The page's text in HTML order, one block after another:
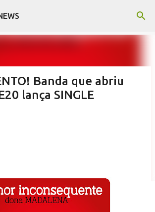
para o conteúdo principal
Banda que abriu
lança SINGLE